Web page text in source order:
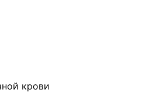
крови